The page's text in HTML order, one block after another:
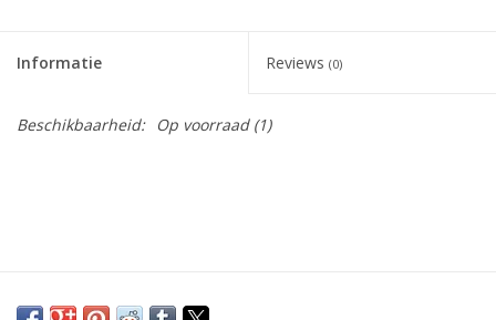
Informatie Reviews (0)
Beschikbaarheid: Op voorraad(1)